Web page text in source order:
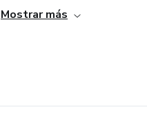
🧠 Entender por qué surgen la
Mostrar más